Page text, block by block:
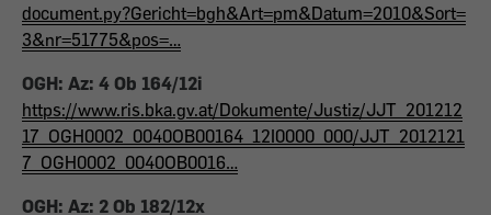
document.py?Gericht=bgh&Art=pm&Datum=2010&Sort=
3&nr=51775&pos=…
OGH: Az: 4 Ob 164/12i
https://www.ris.bka.gv.at/Dokumente/Justiz/JJT_201212
17_OGH0002_0040OB00164_12I0000_000/JJT_2012121
7_OGH0002_0040OB0016…
OGH: Az: 2 Ob 182/12x